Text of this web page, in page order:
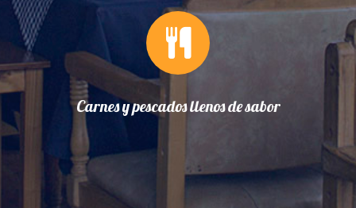
Carnes y pescados llenos de sabor